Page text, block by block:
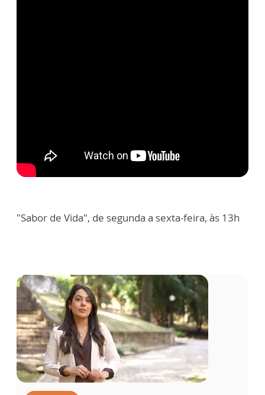
"Sabor de Vida", de segunda a sexta-feira, às 13h